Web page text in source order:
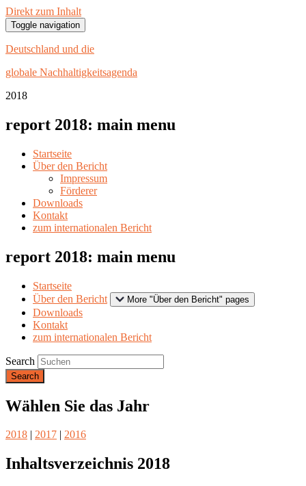
Direkt zum Inhalt
Toggle navigation
Deutschland und die
globale Nachhaltigkeitsagenda
2018
report 2018: main menu
Startseite
Über den Bericht
Impressum
Förderer
Downloads
Kontakt
zum internationalen Bericht
report 2018: main menu
Startseite
Über den Bericht
More "Über den Bericht" pages
Downloads
Kontakt
zum internationalen Bericht
Search
Wählen Sie das Jahr
2018 | 2017 | 2016
Inhaltsverzeichnis 2018